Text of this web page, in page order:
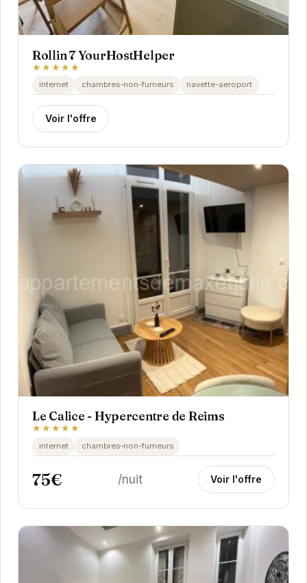
Rollin 7 YourHostHelper
★★★★★
internet chambres-non-fumeurs navette-aeroport
Voir l'offre
Le Calice - Hypercentre de Reims
★★★★★
internet chambres-non-fumeurs
75€ /nuit Voir l'offre